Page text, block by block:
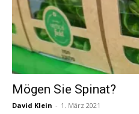
Mögen Sie Spinat?
David Klein - 1. März 2021